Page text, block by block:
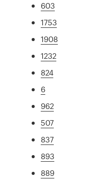
603
1753
1908
1232
824
6
962
507
837
893
889